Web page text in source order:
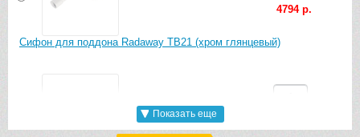
Сифон для поддона Radaway TB21 (хром глянцевый)
4794 р.
4042 р.
Показать еще